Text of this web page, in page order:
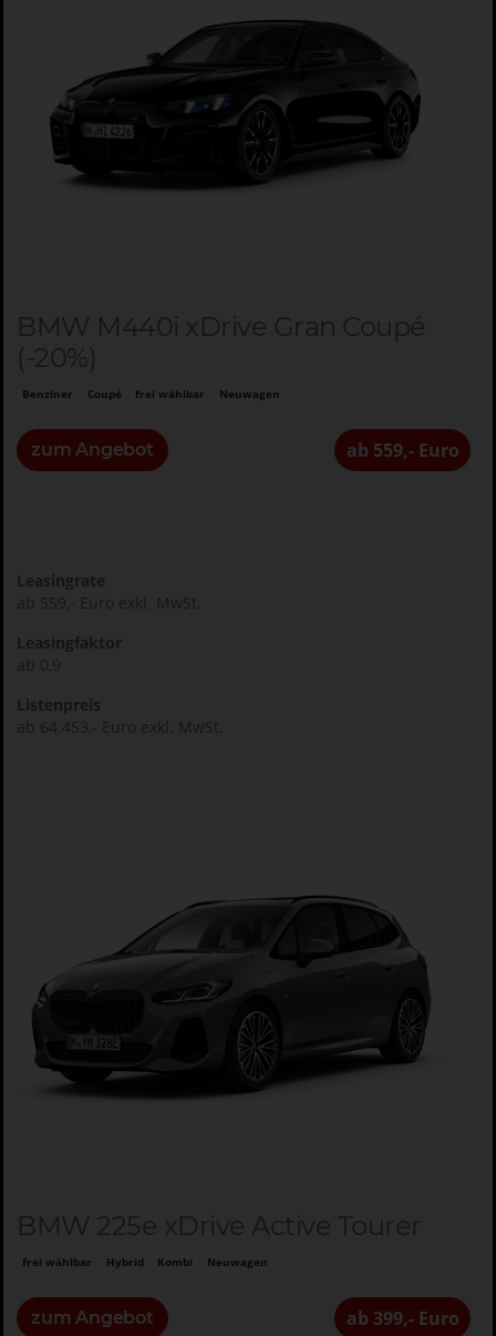
BMW M440i xDrive Gran Coupé
(-20%)
Benziner Coupé frei wählbar Neuwagen
zum Angebot ab 559,- Euro
Leasingrate
ab 559,- Euro exkl. MwSt.
Leasingfaktor
ab 0,9
Listenpreis
ab 64.453,- Euro exkl. MwSt.
BMW 225e xDrive Active Tourer
frei wählbar Hybrid Kombi Neuwagen
zum Angebot ab 399,- Euro